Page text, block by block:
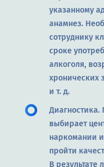
указанному
анамнез.
сотруднику
сроке
алкоголя,
хронических
и т. д.
Диагностика.
выбирает
наркомании
пройти
В